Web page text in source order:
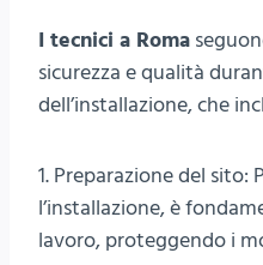
I tecnici a Roma
sicurezza e qualità
dell’installazione, che
1. Preparazione del sito:
l’installazione, è
lavoro, proteggendo i